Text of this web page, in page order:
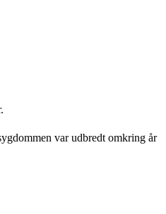
var udbredt omkring år